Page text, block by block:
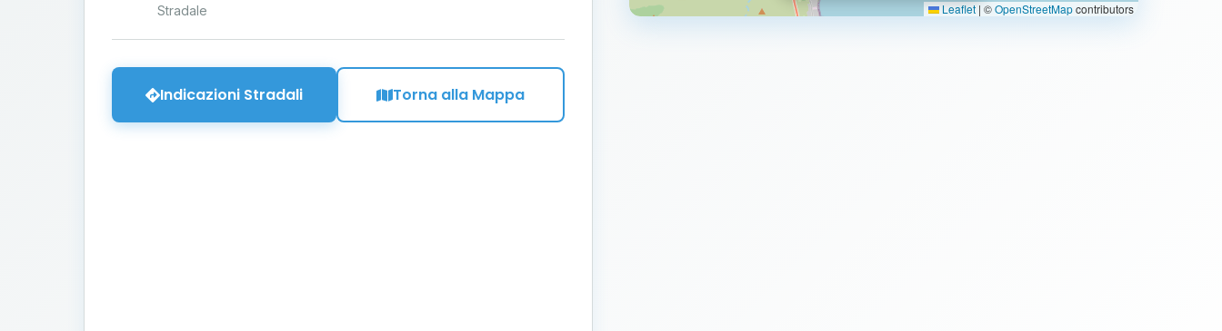
Stradale
Indicazioni Stradali Torna alla Mappa
Leaflet | ©OpenStreetMapcontributors